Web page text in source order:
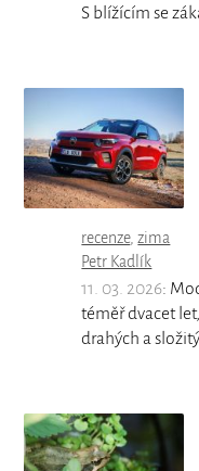
S blížícím se
recenze,zima
Petr Kadlík
11. 03. 2026:
téměř dvacet
drahých a